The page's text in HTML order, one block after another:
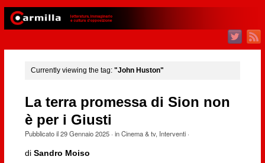
Currently viewing the tag: "John Huston"
La terra promessa di Sion non
è per i Giusti
Pubblicato il29 Gennaio 2025· inCinema & tv, Interventi·
di Sandro Moiso